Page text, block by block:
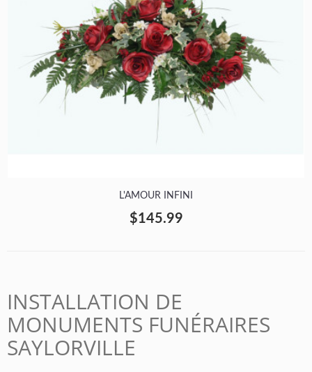
L'AMOUR INFINI
$145.99
INSTALLATION DE
MONUMENTS FUNÉRAIRES
SAYLORVILLE